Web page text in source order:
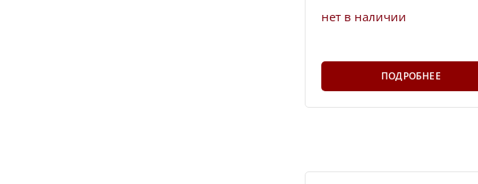
нет в наличии
ПОДРОБНЕЕ